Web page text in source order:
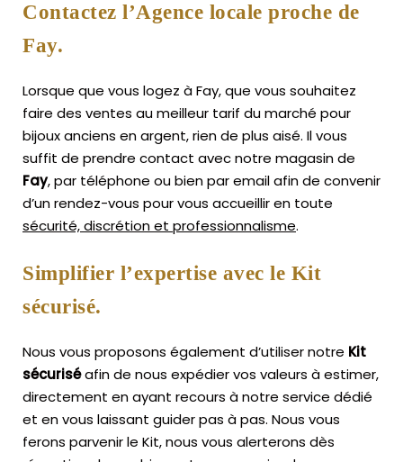
Contactez l’Agence locale proche de
Fay.
Lorsque que vous logez à Fay, que vous souhaitez
faire des ventes au meilleur tarif du marché pour
bijoux anciens en argent, rien de plus aisé. Il vous
suffit de prendre contact avec notre magasin de
Fay, par téléphone ou bien par email afin de convenir
d’un rendez-vous pour vous accueillir en toute
sécurité, discrétion et professionnalisme.
Simplifier l’expertise avec le Kit
sécurisé.
Nous vous proposons également d’utiliser notre Kit
sécuriséafin de nous expédier vos valeurs à estimer,
directement en ayant recours à notre service dédié
et en vous laissant guider pas à pas. Nous vous
ferons parvenir le Kit, nous vous alerterons dès